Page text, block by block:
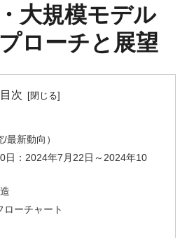
大規模モデル
ローチと展望
目次
最新動向）
日：2024年7月22日～2024年10
ローチャート